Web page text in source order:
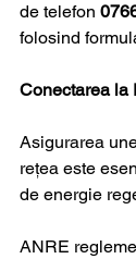
de telefon
folosind
Conectarea la
Asigurarea
rețea este
de energie
ANRE